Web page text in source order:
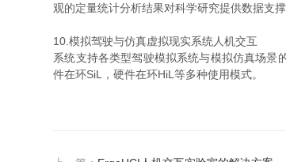
观的定量统计分析结果对科学研究提供数据支撑
10.模拟驾驶与仿真虚拟现实系统人机交互
系统支持各类型驾驶模拟系统与模拟仿真场景
件在环SiL，硬件在环HiL等多种使用模式。